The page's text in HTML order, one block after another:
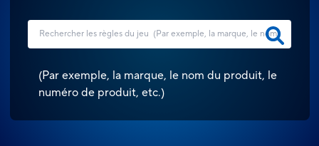
(Par exemple, la marque, le nom du produit, le
numéro de produit, etc.)